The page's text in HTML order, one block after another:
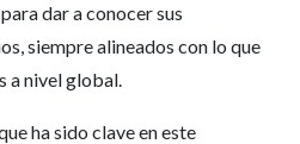
dar a conocer sus
siempre alineados con lo que
a nivel global.
ha sido clave en este